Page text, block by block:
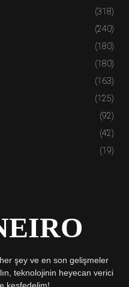
(318)
(240)
(180)
(180)
(163)
(125)
(92)
(42)
(19)
şey ve en son gelişmeler
teknolojinin heyecan verici